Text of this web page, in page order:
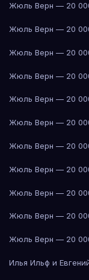
Жюль Верн — 20
Жюль Верн — 20
Жюль Верн — 20
Жюль Верн — 20
Жюль Верн — 20
Жюль Верн — 20
Жюль Верн — 20
Жюль Верн — 20
Жюль Верн — 20
Жюль Верн — 20
Жюль Верн — 20
Илья Ильф и